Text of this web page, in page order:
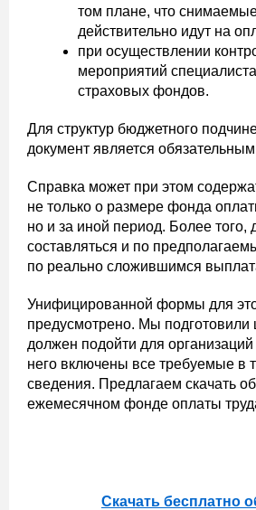
том плане, что снимаемые
действительно идут на
при осуществлении
мероприятий
страховых фондов.
Для структур бюджетного
документ является
Справка может при этом
не только о размере фонда
но и за иной период. Более того,
составляться и по
по реально сложившимся
Унифицированной формы для
предусмотрено. Мы подготовили
должен подойти для
него включены все требуемые в
сведения. Предлагаем скачать
ежемесячном фонде оплаты
Скачать бесплатно